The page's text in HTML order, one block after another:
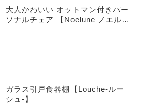
大人かわいい オットマン付きパー
ソナルチェア 【Noelune ノエル
ガラス引戸食器棚【Louche-ルー
シュ-】